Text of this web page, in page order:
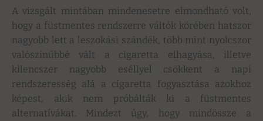
A vizsgált mintában mindenesetre elmondható volt,
hogy a füstmentes rendszerre váltók körében hatszor
nagyobb lett a leszokási szándék, több mint nyolcszor
valószínűbbé vált a cigaretta elhagyása, illetve
kilencszer nagyobb eséllyel csökkent a napi
rendszeresség alá a cigaretta fogyasztása azokhoz
képest, akik nem próbálták ki a füstmentes
alternatívákat. Mindezt úgy, hogy mindössze a